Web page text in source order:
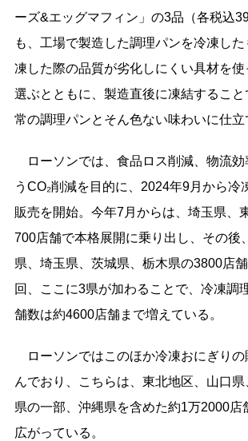
ーズ&エッグマフィン」の3品（各税込
も、工場で製造した調理パンを冷凍し
凍した際の品質が劣化しにくい具材を
選ぶとともに、製造直後に凍結すること
常の調理パンとそん色ない味わいに仕立
ローソンでは、食品ロス削減、物流効
うCO₂削減を目的に、2024年9月から冷
販売を開始。今年7月からは、埼玉県、
700店舗で本格展開に乗り出し、その後
県、埼玉県、茨城県、栃木県の3800店
回、ここに3県が加わることで、冷凍調
舗数は約4600店舗まで増えている。
ローソンではこのほか冷凍おにぎりの
んでおり、こちらは、東北地区、山口
県の一部、沖縄県を含めた約1万2000店
広がっている。